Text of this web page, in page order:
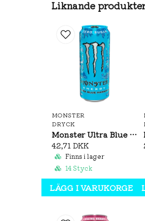
Liknande
MONSTER
DRYCK
Monster Ultra Blue Hawaiian 473ml
42,71 DKK
Finns i lager
14 Styck
LÄGG I VARUKORGEN